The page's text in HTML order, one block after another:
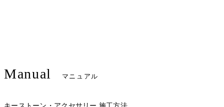
Manual マニュアル